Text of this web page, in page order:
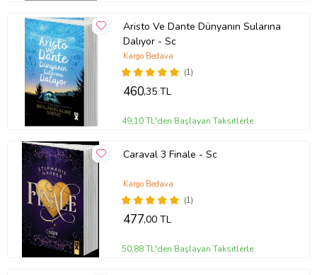
Aristo Ve Dante Dünyanın Sularına
Dalıyor - Sc
(1)
Kargo Bedava
460,35 TL
49,10 TL'den Başlayan Taksitlerle
Caraval 3 Finale - Sc
(1)
Kargo Bedava
477,00 TL
50,88 TL'den Başlayan Taksitlerle